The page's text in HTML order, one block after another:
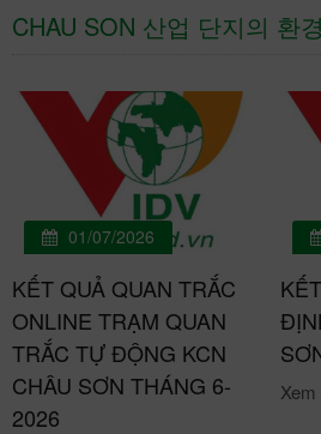
CHAU SON 산업 단지의 환
01/07/2026
KẾT QUẢ QUAN TRẮC
ONLINE TRẠM QUAN
TRẮC TỰ ĐỘNG KCN
CHÂU SƠN THÁNG 6-
2026
Xem